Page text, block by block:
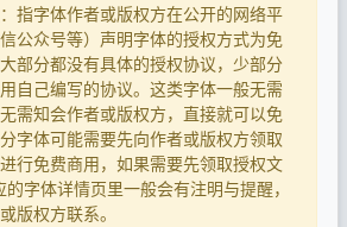
指字体作者或版权方在公开的网络平
公众号等）声明字体的授权方式为免
部分都没有具体的授权协议，少部分
自己编写的协议。这类字体一般无需
需知会作者或版权方，直接就可以免
字体可能需要先向作者或版权方领取
行免费商用，如果需要先领取授权文
字体详情页里一般会有注明与提醒，
版权方联系。